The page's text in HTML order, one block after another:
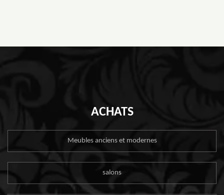
ACHATS
Meubles anciens et modernes
salons